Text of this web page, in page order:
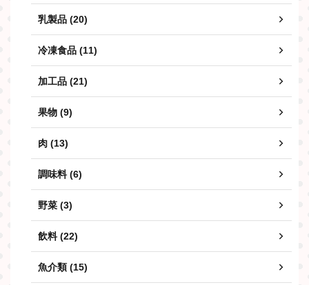
乳製品 (20)
冷凍食品 (11)
加工品 (21)
果物 (9)
肉 (13)
調味料 (6)
野菜 (3)
飲料 (22)
魚介類 (15)